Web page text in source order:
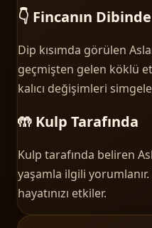
👇 Fincanın Dibinde
Dip kısımda görülen
geçmişten gelen köklü
kalıcı değişimleri
🤲 Kulp Tarafında
Kulp tarafında beliren
yaşamla ilgili
hayatınızı etkiler.